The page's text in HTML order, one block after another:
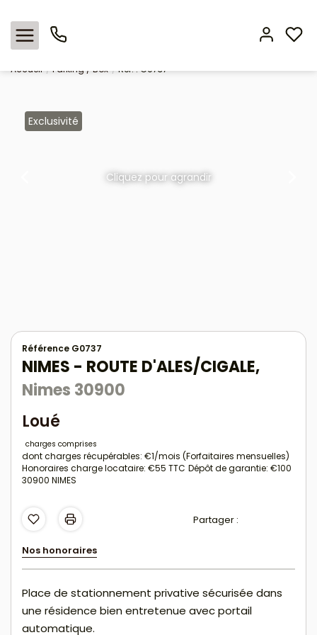
Nos offres
Accueil Parking / Box Ref. : G0737
Exclusivité
Cliquez pour agrandir
Référence G0737
NIMES - ROUTE D'ALES/CIGALE,
Nimes 30900
Loué
charges comprises
dont charges récupérables: €1/mois (Forfaitaires mensuelles)
Honoraires charge locataire: €55 TTC Dépôt de garantie: €100
30900 NIMES
Partager :
Nos honoraires
Place de stationnement privative sécurisée dans
une résidence bien entretenue avec portail
automatique.